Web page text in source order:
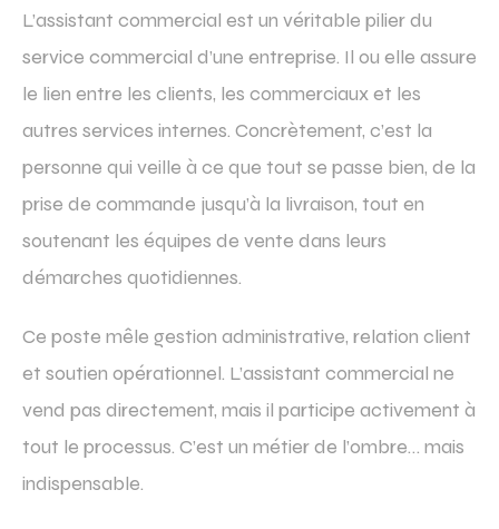
L’assistant commercial est un véritable pilier du
service commercial d’une entreprise. Il ou elle assure
le lien entre les clients, les commerciaux et les
autres services internes. Concrètement, c’est la
personne qui veille à ce que tout se passe bien, de la
prise de commande jusqu’à la livraison, tout en
soutenant les équipes de vente dans leurs
démarches quotidiennes.
Ce poste mêle gestion administrative, relation client
et soutien opérationnel. L’assistant commercial ne
vend pas directement, mais il participe activement à
tout le processus. C’est un métier de l’ombre… mais
indispensable.